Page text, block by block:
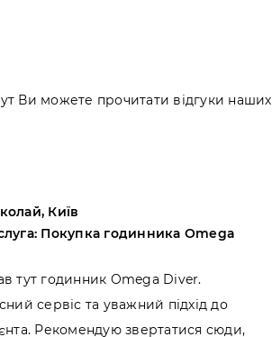
Ви можете прочитати відгуки наших
Київ
Покупка годинника Omega
тут годинник Omega Diver.
сервіс та уважний підхід до
Рекомендую звертатися сюди,